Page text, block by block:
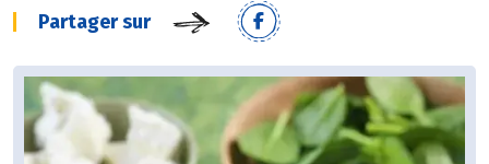
Partager sur